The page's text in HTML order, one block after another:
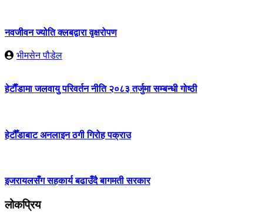
नवजीवन ज्योति क्लबद्वारा वृक्षरोपण
भीमसेन पौडेल
हेटाैँडामा जलवायु परिवर्तन नीति २०८३ तर्जुमा सम्बन्धी गोष्ठी
हेटौँडाबाट अनलाइन ठगी गिरोह पक्राउ
इजरायलसँग सहकार्य बढाउँदै बागमती सरकार
लोकप्रिय